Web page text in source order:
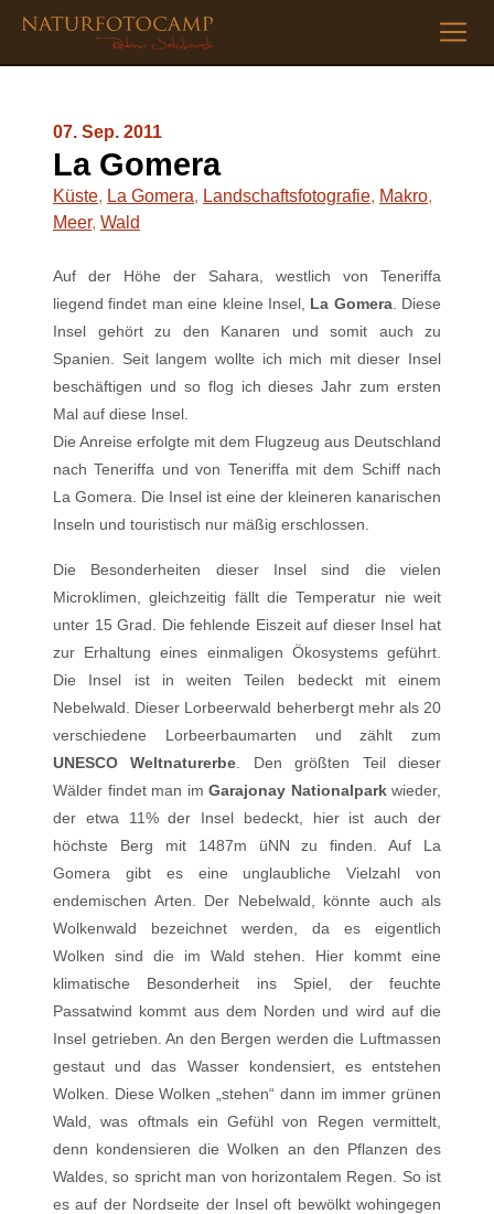
07. Sep. 2011
La Gomera
Küste, La Gomera, Landschaftsfotografie, Makro,
Meer, Wald
Auf der Höhe der Sahara, westlich von Teneriffa
liegend findet man eine kleine Insel, La Gomera. Diese
Insel gehört zu den Kanaren und somit auch zu
Spanien. Seit langem wollte ich mich mit dieser Insel
beschäftigen und so flog ich dieses Jahr zum ersten
Mal auf diese Insel.
Die Anreise erfolgte mit dem Flugzeug aus Deutschland
nach Teneriffa und von Teneriffa mit dem Schiff nach
La Gomera. Die Insel ist eine der kleineren kanarischen
Inseln und touristisch nur mäßig erschlossen.
Die Besonderheiten dieser Insel sind die vielen
Microklimen, gleichzeitig fällt die Temperatur nie weit
unter 15 Grad. Die fehlende Eiszeit auf dieser Insel hat
zur Erhaltung eines einmaligen Ökosystems geführt.
Die Insel ist in weiten Teilen bedeckt mit einem
Nebelwald. Dieser Lorbeerwald beherbergt mehr als 20
verschiedene Lorbeerbaumarten und zählt zum
UNESCO Weltnaturerbe . Den größten Teil dieser
Wälder findet man im Garajonay Nationalparkwieder,
der etwa 11% der Insel bedeckt, hier ist auch der
höchste Berg mit 1487m üNN zu finden. Auf La
Gomera gibt es eine unglaubliche Vielzahl von
endemischen Arten. Der Nebelwald, könnte auch als
Wolkenwald bezeichnet werden, da es eigentlich
Wolken sind die im Wald stehen. Hier kommt eine
klimatische Besonderheit ins Spiel, der feuchte
Passatwind kommt aus dem Norden und wird auf die
Insel getrieben. An den Bergen werden die Luftmassen
gestaut und das Wasser kondensiert, es entstehen
Wolken. Diese Wolken „stehen“ dann im immer grünen
Wald, was oftmals ein Gefühl von Regen vermittelt,
denn kondensieren die Wolken an den Pflanzen des
Waldes, so spricht man von horizontalem Regen. So ist
es auf der Nordseite der Insel oft bewölkt wohingegen